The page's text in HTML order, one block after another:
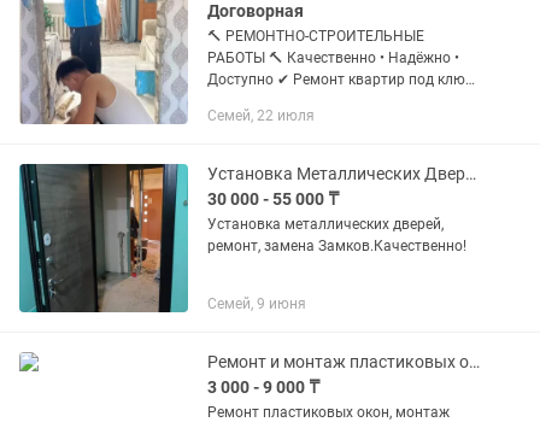
Договорная
🔨 РЕМОНТНО-СТРОИТЕЛЬНЫЕ
РАБОТЫ 🔨 Качественно • Надёжно •
Доступно ✔ Ремонт квартир под ключ
✔ Поклейка обоев ✔ Укладка ламината
Семей, 22 июля
Установка Металлических Дверей!
30 000 - 55 000 ₸
Установка металлических дверей,
ремонт, замена Замков.Качественно!
Семей, 9 июня
Ремонт и монтаж пластиковых окон. Монтаж откосов.
3 000 - 9 000 ₸
Ремонт пластиковых окон, монтаж